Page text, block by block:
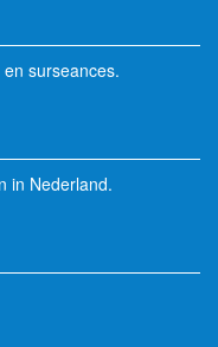
surseances.
in Nederland.